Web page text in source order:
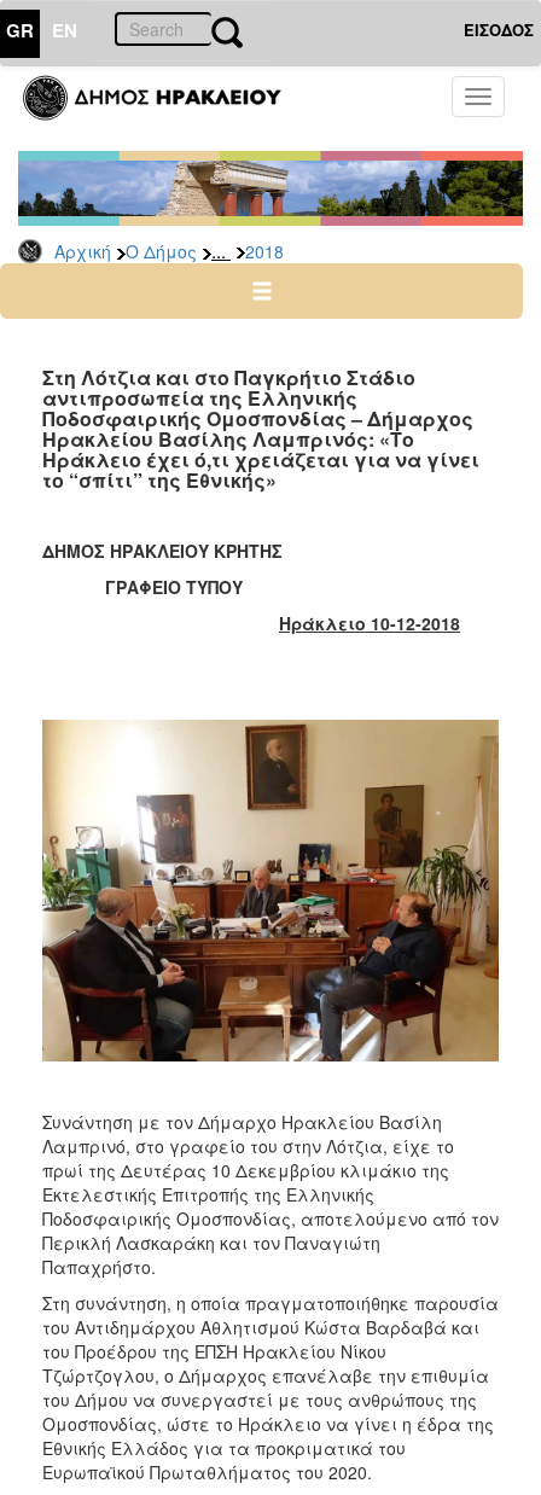
GR EN ΕΙΣΟΔΟΣ
Toggle
Αρχική Ο Δήμος ... 2018
ΔΗΜΟΣ
Δελτία
Τύπου
Αρχείο
2026
2024
2022
2021
2020
2018
2017
2012
2006
ΤΟΠΟΣ
ΠΟΛΙΤΙΣΜΟΣ
ΠΟΛΗ
Στη Λότζια και στο Παγκρήτιο Στάδιο
αντιπροσωπεία της Ελληνικής
Ποδοσφαιρικής Ομοσπονδίας – Δήμαρχος
Ηρακλείου Βασίλης Λαμπρινός: «Το
Ηράκλειο έχει ό,τι χρειάζεται για να γίνει
το “σπίτι” της Εθνικής»
ΔΗΜΟΣ ΗΡΑΚΛΕΙΟΥ ΚΡΗΤΗΣ
ΓΡΑΦΕΙΟ ΤΥΠΟΥ
Ηράκλειο 10-12-2018
Συνάντηση με τον Δήμαρχο Ηρακλείου Βασίλη
Λαμπρινό, στο γραφείο του στην Λότζια, είχε το
πρωί της Δευτέρας 10 Δεκεμβρίου κλιμάκιο της
Εκτελεστικής Επιτροπής της Ελληνικής
Ποδοσφαιρικής Ομοσπονδίας, αποτελούμενο από τον
Περικλή Λασκαράκη και τον Παναγιώτη
Παπαχρήστο.
Στη συνάντηση, η οποία πραγματοποιήθηκε παρουσία
του Αντιδημάρχου Αθλητισμού Κώστα Βαρδαβά και
του Προέδρου της ΕΠΣΗ Ηρακλείου Νίκου
Τζώρτζογλου, ο Δήμαρχος επανέλαβε την επιθυμία
του Δήμου να συνεργαστεί με τους ανθρώπους της
Ομοσπονδίας, ώστε το Ηράκλειο να γίνει η έδρα της
Εθνικής Ελλάδος για τα προκριματικά του
Ευρωπαϊκού Πρωταθλήματος του 2020.